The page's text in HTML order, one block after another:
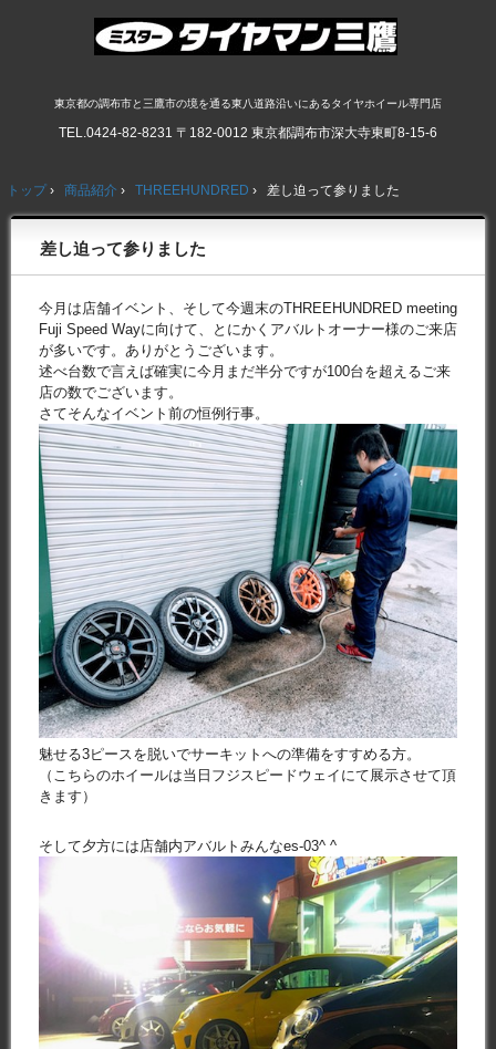
東京都の調布市と三鷹市の境を通る東八道路沿いにあるタイヤホイール専門店
TEL.0424-82-8231 〒182-0012 東京都調布市深大寺東町8-15-6
トップ › 商品紹介 › THREEHUNDRED › 差し迫って参りました
差し迫って参りました
今月は店舗イベント、そして今週末のTHREEHUNDRED meeting
Fuji Speed Wayに向けて、とにかくアバルトオーナー様のご来店
が多いです。ありがとうございます。
述べ台数で言えば確実に今月まだ半分ですが100台を超えるご来
店の数でございます。
さてそんなイベント前の恒例行事。
魅せる3ピースを脱いでサーキットへの準備をすすめる方。
（こちらのホイールは当日フジスピードウェイにて展示させて頂
きます）
そして夕方には店舗内アバルトみんなes-03^ ^